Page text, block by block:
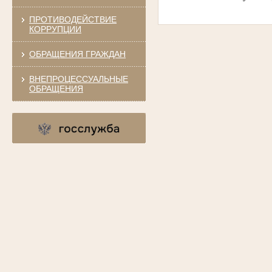
ПРОТИВОДЕЙСТВИЕ
КОРРУПЦИИ
ОБРАЩЕНИЯ ГРАЖДАН
ВНЕПРОЦЕССУАЛЬНЫЕ
ОБРАЩЕНИЯ